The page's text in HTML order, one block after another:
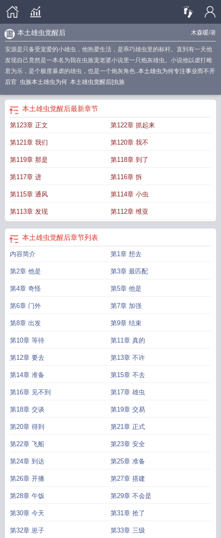
木森暖/著
本土雄虫觉醒后
安源是只备受宠爱的小雄虫，他热爱生活，是乖巧雄虫里的标杆。直到有一天他
发现自己竟然是一本名为我在虫族宠老婆小说里一只炮灰雄虫。小说他以虐打雌
君为乐，是个极度暴虐的雄虫，也是一个炮灰角色..本土雄虫为何专注事业而不开
后官 虫族本土雄虫为何 本土雄虫觉醒后[虫族
本土雄虫觉醒后最新章节
第123章 正文 第122章 抓起来
第121章 我们 第120章 我不
第119章 那是 第118章 到了
第117章 进 第116章 拆
第115章 通风 第114章 小虫
第113章 发现 第112章 维亚
本土雄虫觉醒后章节列表
内容简介 第1章 想去
第2章 他是 第3章 最匹配
第4章 奇怪 第5章 他是
第6章 门外 第7章 加强
第8章 出发 第9章 结束
第10章 等待 第11章 真的
第12章 要去 第13章 不许
第14章 准备 第15章 不去
第16章 见不到 第17章 雄虫
第18章 交谈 第19章 交易
第20章 得到 第21章 正式
第22章 飞船 第23章 安全
第24章 到达 第25章 准备
第26章 开播 第27章 搭建
第28章 午饭 第29章 不会是
第30章 今天 第31章 抢了
第32章 崽子 第33章 三级